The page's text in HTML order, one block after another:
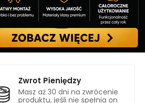
Zwrot Pieniędzy
Masz aż 30 dni na zwrócenie
produktu, jeśli nie spełnia on